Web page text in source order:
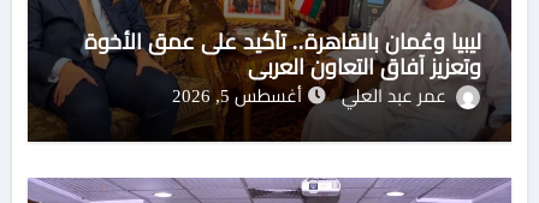
ليبيا وعُمان بالقاهرة.. تأكيد على عمق الأخوة
وتعزيز آفاق التعاون العربي
عمر عبد العلي أغسطس 5, 2026